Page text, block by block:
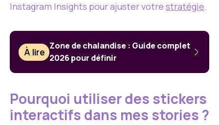
Instagram Insights pour ajuster votre stratégie.
À lire
Zone de chalandise : Guide complet
2026 pour définir
Pourquoi utiliser des stickers
interactifs dans mes stories ?